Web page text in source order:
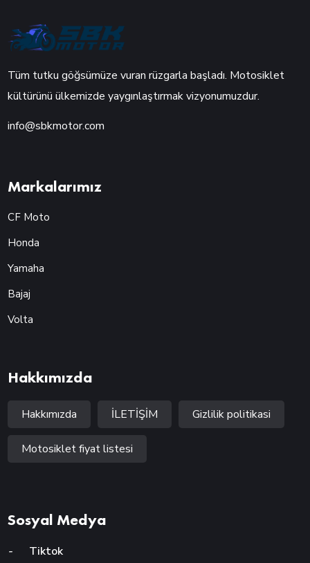
Tüm tutku göğsümüze vuran rüzgarla başladı. Motosiklet
kültürünü ülkemizde yaygınlaştırmak vizyonumuzdur.
info@sbkmotor.com
Markalarımız
CF Moto
Honda
Yamaha
Bajaj
Volta
Hakkımızda
Hakkımızda İLETİŞİM Gizlilik politikasi
Motosiklet fiyat listesi
Sosyal Medya
- Tiktok